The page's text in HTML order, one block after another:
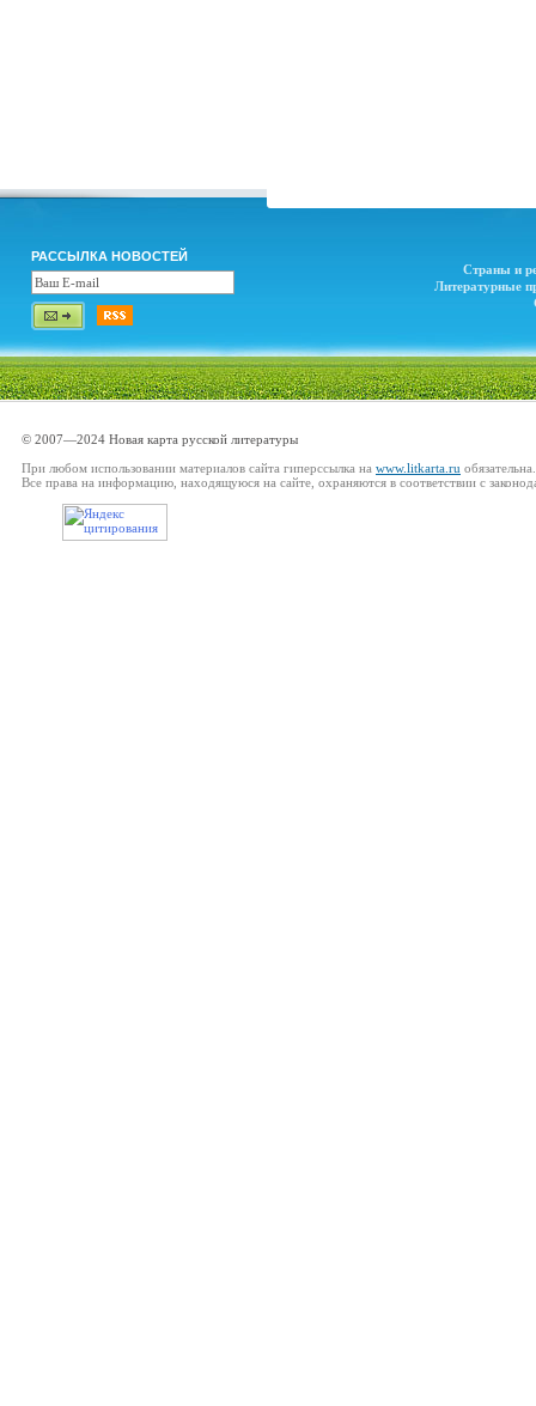
РАССЫЛКА НОВОСТЕЙ
Страны и
Литературные
© 2007—2024 Новая карта русской литературы
При любом использовании материалов сайта гиперссылка на www.litkarta.ru обязательна.
Все права на информацию, находящуюся на сайте, охраняются в соответствии с